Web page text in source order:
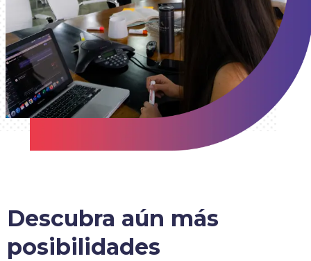
Descubra aún más
posibilidades